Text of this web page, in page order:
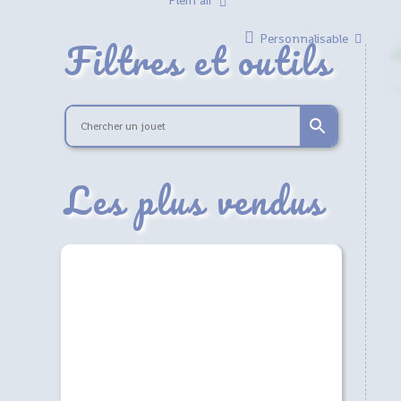
Personnalisable
Filtres et outils
Les plus vendus